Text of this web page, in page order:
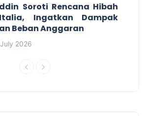
Soroti Rencana Hibah
Ingatkan Dampak
Beban Anggaran
2026